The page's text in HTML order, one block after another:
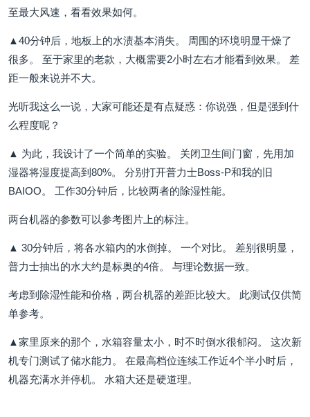
至最大风速，看看效果如何。
▲40分钟后，地板上的水渍基本消失。 周围的环境明显干燥了
很多。 至于家里的老款，大概需要2小时左右才能看到效果。 差
距一般来说并不大。
光听我这么一说，大家可能还是有点疑惑：你说强，但是强到什
么程度呢？
▲ 为此，我设计了一个简单的实验。 关闭卫生间门窗，先用加
湿器将湿度提高到80%。 分别打开普力士Boss-P和我的旧
BAIOO。 工作30分钟后，比较两者的除湿性能。
两台机器的参数可以参考图片上的标注。
▲ 30分钟后，将各水箱内的水倒掉。 一个对比。 差别很明显，
普力士抽出的水大约是标奥的4倍。 与理论数据一致。
考虑到除湿性能和价格，两台机器的差距比较大。 此测试仅供简
单参考。
▲家里原来的那个，水箱容量太小，时不时倒水很郁闷。 这次新
机专门测试了储水能力。 在最高档位连续工作近4个半小时后，
机器充满水并停机。 水箱大还是硬道理。